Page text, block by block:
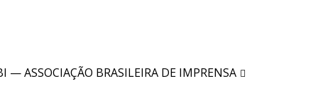
— ASSOCIAÇÃO BRASILEIRA DE IMPRENSA